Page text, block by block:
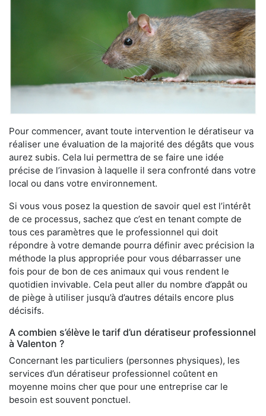
Pour commencer, avant toute intervention le dératiseur va
réaliser une évaluation de la majorité des dégâts que vous
aurez subis. Cela lui permettra de se faire une idée
précise de l’invasion à laquelle il sera confronté dans votre
local ou dans votre environnement.
Si vous vous posez la question de savoir quel est l’intérêt
de ce processus, sachez que c’est en tenant compte de
tous ces paramètres que le professionnel qui doit
répondre à votre demande pourra définir avec précision la
méthode la plus appropriée pour vous débarrasser une
fois pour de bon de ces animaux qui vous rendent le
quotidien invivable. Cela peut aller du nombre d’appât ou
de piège à utiliser jusqu’à d’autres détails encore plus
décisifs.
A combien s’élève le tarif d’un dératiseur professionnel
à Valenton ?
Concernant les particuliers (personnes physiques), les
services d’un dératiseur professionnel coûtent en
moyenne moins cher que pour une entreprise car le
besoin est souvent ponctuel.